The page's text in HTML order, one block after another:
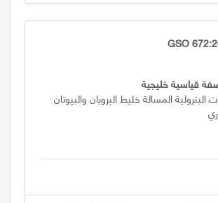
GSO
قياسية خليجية
البترولية المسالة خليط البروبان والبيوتان